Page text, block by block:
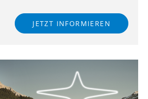
JETZT INFORMIEREN